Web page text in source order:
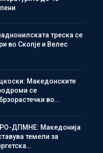
треска се
во Скопје и Велес
Македонските
се
во…
ДПМНЕ: Македонија
темели за